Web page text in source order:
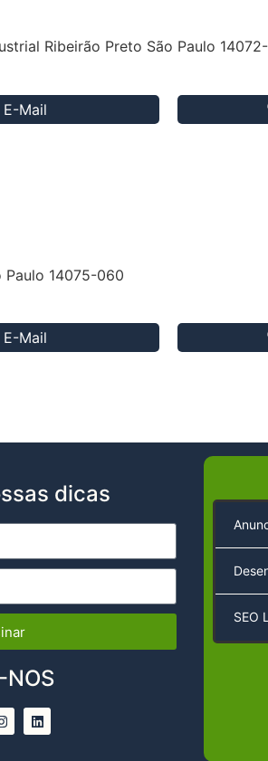
Ribeirão Preto São Paulo
E-Mail
Paulo 14075-060
E-Mail
dicas
NOS
SEO